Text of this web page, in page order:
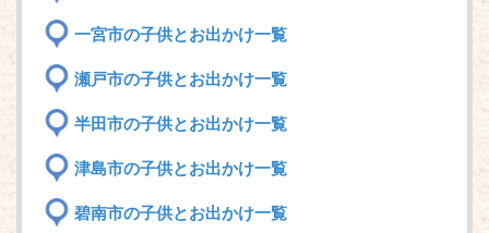
一宮市の子供とお出かけ一覧
瀬戸市の子供とお出かけ一覧
半田市の子供とお出かけ一覧
津島市の子供とお出かけ一覧
碧南市の子供とお出かけ一覧